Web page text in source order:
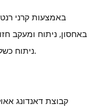
באחסון, ניתוח ומעקב
ניתוח כשלים ואופטימיזציה של תהליכים עבור חברות.
קבוצת דאנדונג